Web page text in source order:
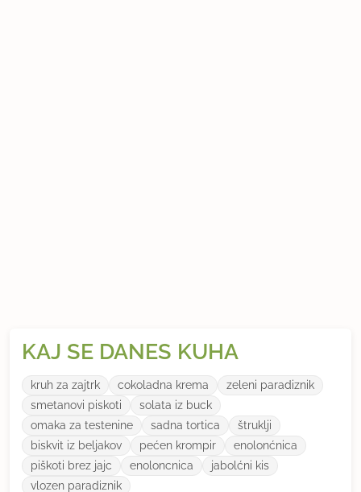
KAJ SE DANES KUHA
kruh za zajtrk cokoladna krema
zeleni paradiznik
smetanovi piskoti
solata iz buck
omaka za testenine
sadna tortica
štruklji
biskvit iz beljakov
pećen krompir
enolonćnica
piškoti brez jajc
enoloncnica
jabolćni kis
vlozen paradiznik